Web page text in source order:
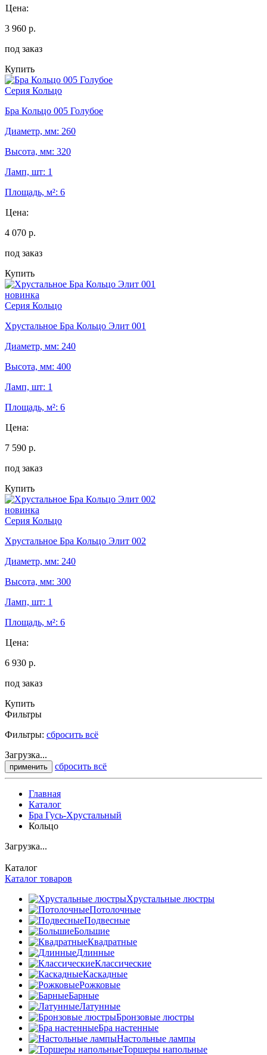
Цена:
3 960 р.
под заказ
Купить
Серия Кольцо
Бра Кольцо 005 Голубое
Диаметр, мм: 260
Высота, мм: 320
Ламп, шт: 1
Площадь, м²: 6
Цена:
4 070 р.
под заказ
Купить
новинка
Серия Кольцо
Хрустальное Бра Кольцо Элит 001
Диаметр, мм: 240
Высота, мм: 400
Ламп, шт: 1
Площадь, м²: 6
Цена:
7 590 р.
под заказ
Купить
новинка
Серия Кольцо
Хрустальное Бра Кольцо Элит 002
Диаметр, мм: 240
Высота, мм: 300
Ламп, шт: 1
Площадь, м²: 6
Цена:
6 930 р.
под заказ
Купить
Фильтры
Фильтры: сбросить всё
Загрузка...
применить сбросить всё
Главная
Каталог
Бра Гусь-Хрустальный
Кольцо
Загрузка...
Каталог
Каталог товаров
Хрустальные люстры
Потолочные
Подвесные
Большие
Квадратные
Длинные
Классические
Каскадные
Рожковые
Барные
Латунные
Бронзовые люстры
Бра настенные
Настольные лампы
Торшеры напольные